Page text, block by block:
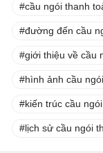
cầu ngói thanh
đường đến cầu
giới thiệu về cầu
hình ảnh cầu
kiến trúc cầu
lịch sử cầu ngói